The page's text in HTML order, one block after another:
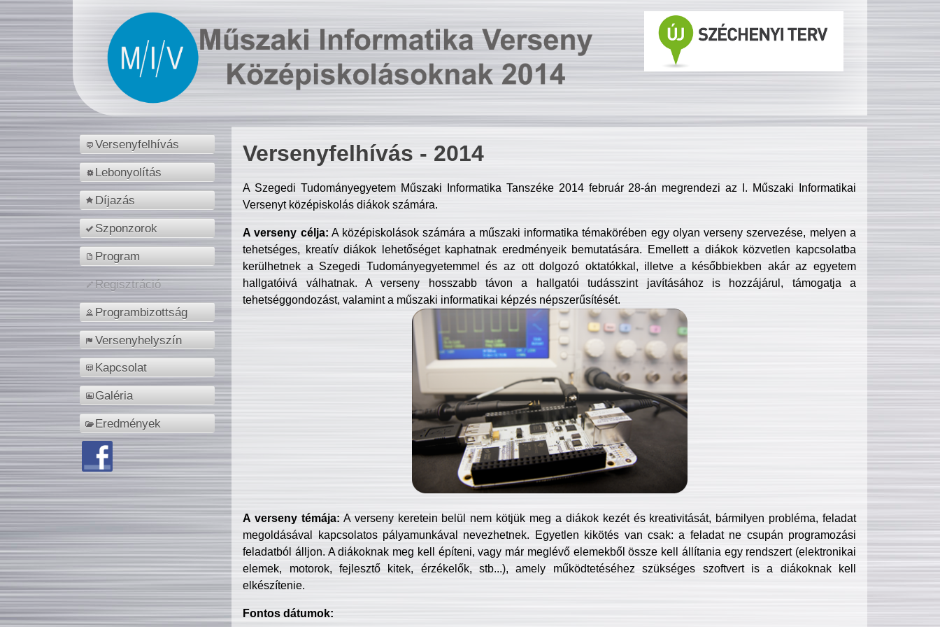
Versenyfelhívás
Lebonyolítás
Díjazás
Szponzorok
Program
Regisztráció
Programbizottság
Versenyhelyszín
Kapcsolat
Galéria
Eredmények
Versenyfelhívás - 2014
A Szegedi Tudományegyetem Műszaki Informatika Tanszéke 2014 február 28-án megrendezi az I. Műszaki Informatikai
Versenyt középiskolás diákok számára.
A verseny célja: A középiskolások számára a műszaki informatika témakörében egy olyan verseny szervezése, melyen a
tehetséges, kreatív diákok lehetőséget kaphatnak eredményeik bemutatására. Emellett a diákok közvetlen kapcsolatba
kerülhetnek a Szegedi Tudományegyetemmel és az ott dolgozó oktatókkal, illetve a későbbiekben akár az egyetem
hallgatóivá válhatnak. A verseny hosszabb távon a hallgatói tudásszint javításához is hozzájárul, támogatja a
tehetséggondozást, valamint a műszaki informatikai képzés népszerűsítését.
A verseny témája: A verseny keretein belül nem kötjük meg a diákok kezét és kreativitását, bármilyen probléma, feladat
megoldásával kapcsolatos pályamunkával nevezhetnek. Egyetlen kikötés van csak: a feladat ne csupán programozási
feladatból álljon. A diákoknak meg kell építeni, vagy már meglévő elemekből össze kell állítania egy rendszert (elektronikai
elemek, motorok, fejlesztő kitek, érzékelők, stb...), amely működtetéséhez szükséges szoftvert is a diákoknak kell
elkészítenie.
Fontos dátumok: